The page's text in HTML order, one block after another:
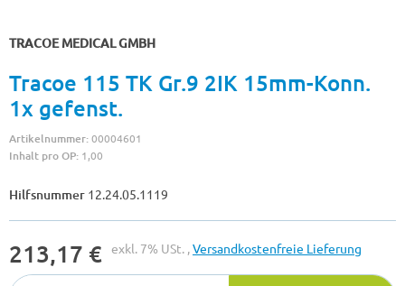
TRACOE MEDICAL GMBH
Tracoe 115 TK Gr.9 2IK 15mm-Konn.
1x gefenst.
Artikelnummer:00004601
Inhalt pro OP: 1,00
Hilfsnummer 12.24.05.1119
213,17 € exkl. 7% USt. ,Versandkostenfreie Lieferung